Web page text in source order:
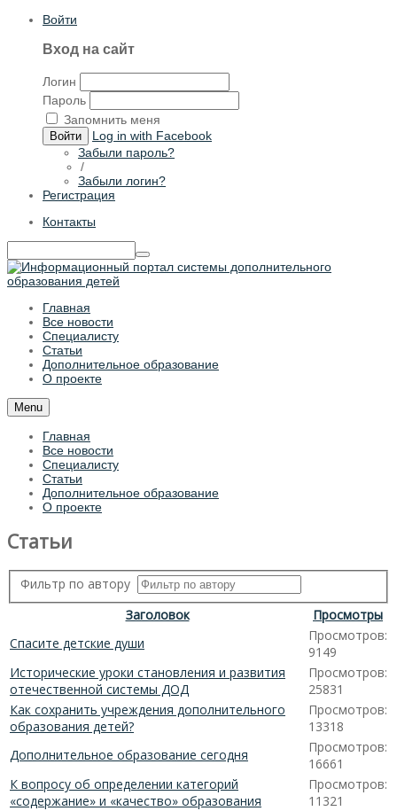
Войти
Вход на сайт
Логин
Пароль
Запомнить меня
Войти
Log in with Facebook
Забыли пароль?
/
Забыли логин?
Регистрация
Контакты
Главная
Все новости
Специалисту
Статьи
Дополнительное образование
О проекте
Menu
Главная
Все новости
Специалисту
Статьи
Дополнительное образование
О проекте
Статьи
Фильтр по автору
Заголовок
Просмотры
Спасите детские души
Просмотров:
9149
Исторические уроки становления и развития
отечественной системы ДОД
Просмотров:
25831
Как сохранить учреждения дополнительного
образования детей?
Просмотров:
13318
Дополнительное образование сегодня
Просмотров:
16661
К вопросу об определении категорий
«содержание» и «качество» образования
Просмотров:
11321